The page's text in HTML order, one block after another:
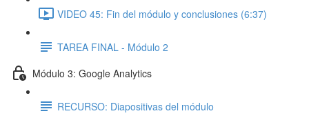
VIDEO 45: Fin del módulo y conclusiones (6:37)
TAREA FINAL - Módulo 2
Módulo 3: Google Analytics
RECURSO: Diapositivas del módulo